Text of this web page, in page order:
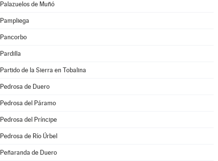
Palazuelos de Muñó
Pampliega
Pancorbo
Pardilla
Partido de la Sierra en Tobalina
Pedrosa de Duero
Pedrosa del Páramo
Pedrosa del Príncipe
Pedrosa de Río Úrbel
Peñaranda de Duero